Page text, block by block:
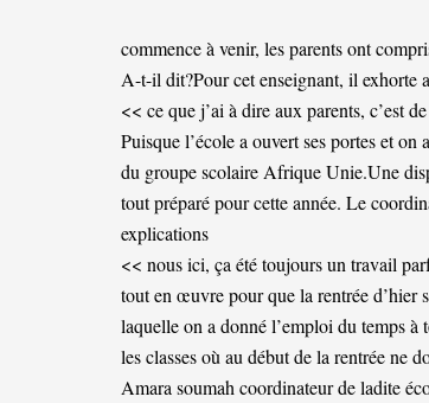
commence à venir, les parents ont
A-t-il dit?Pour cet enseignant, il exhorte
<< ce que j’ai à dire aux parents, c’est
Puisque l’école a ouvert ses portes et
du groupe scolaire Afrique Unie.Une
tout préparé pour cette année. Le
explications
<< nous ici, ça été toujours un travail
tout en œuvre pour que la rentrée d’hier
laquelle on a donné l’emploi du temps à
les classes où au début de la rentrée ne
Amara soumah coordinateur de ladite